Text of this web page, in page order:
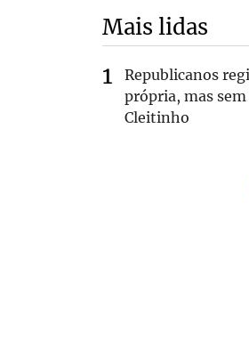
Mais lidas
Republicanos
própria, mas
Cleitinho